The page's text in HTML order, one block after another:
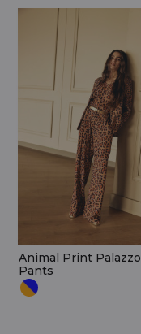
Animal Print Palazzo
Pants